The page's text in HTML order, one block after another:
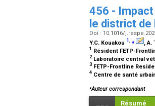
456 -
le district
Doi : 10.1016/
Y.C. Kouakou 1,⁎ , A.
1 Résident FETP-
2 Laboratoire central
3 FETP-Frontline
4 Centre de santé
⁎Auteur correspondant
Résumé